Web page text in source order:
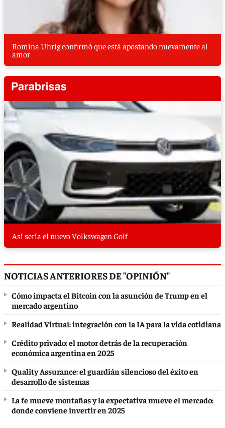
Romina Uhrig confirmó que está apostando nuevamente al
amor
Así sería el nuevo Volkswagen Golf
NOTICIAS ANTERIORES DE "OPINIÓN"
Cómo impacta el Bitcoin con la asunción de Trump en el
mercado argentino
Realidad Virtual: integración con la IA para la vida cotidiana
Crédito privado: el motor detrás de la recuperación
económica argentina en 2025
Quality Assurance: el guardián silencioso del éxito en
desarrollo de sistemas
La fe mueve montañas y la expectativa mueve el mercado:
donde conviene invertir en 2025